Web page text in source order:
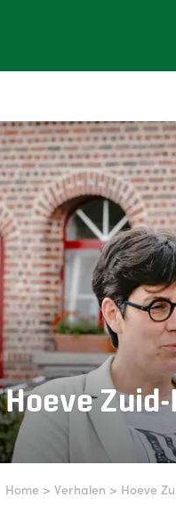
Hoeve
Home > Verhalen > Hoeve